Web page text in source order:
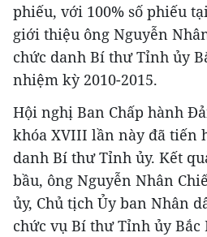
phiếu, với 100% số phiếu
giới thiệu ông Nguyễn
chức danh Bí thư Tỉnh ủy
nhiệm kỳ 2010-2015.
Hội nghị Ban Chấp hành
khóa XVIII lần này đã tiến
danh Bí thư Tỉnh ủy. Kết
bầu, ông Nguyễn Nhân
ủy, Chủ tịch Ủy ban Nhân
chức vụ Bí thư Tỉnh ủy